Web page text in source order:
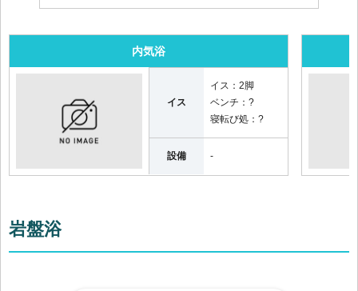
内気浴
イス
イス： 2脚
ベンチ： ?
寝転び処： ?
設備 -
岩盤浴